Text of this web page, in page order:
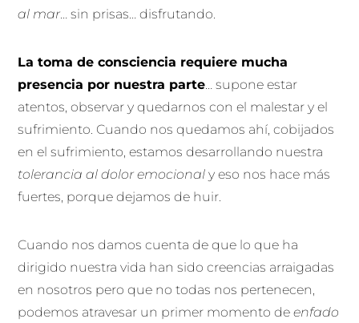
al mar… sin prisas… disfrutando.
La toma de consciencia requiere mucha
presencia por nuestra parte… supone estar
atentos, observar y quedarnos con el malestar y el
sufrimiento. Cuando nos quedamos ahí, cobijados
en el sufrimiento, estamos desarrollando nuestra
tolerancia al dolor emocional y eso nos hace más
fuertes, porque dejamos de huir.
Cuando nos damos cuenta de que lo que ha
dirigido nuestra vida han sido creencias arraigadas
en nosotros pero que no todas nos pertenecen,
podemos atravesar un primer momento deenfado